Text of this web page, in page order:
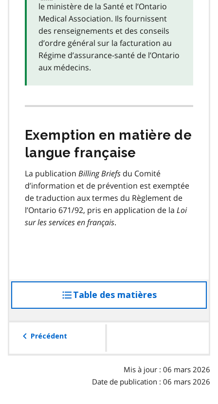
le ministère de la Santé et l’Ontario
Medical Association. Ils fournissent
des renseignements et des conseils
d’ordre général sur la facturation au
Régime d’assurance-santé de l’Ontario
aux médecins.
Exemption en matière de
langue française
La publication Billing Briefs du Comité
d’information et de prévention est exemptée
de traduction aux termes du Règlement de
l’Ontario 671/92, pris en application de la Loi
sur les services en français.
Table des matières
à
Précédent
Mis à jour : 06 mars 2026
Date de publication : 06 mars 2026